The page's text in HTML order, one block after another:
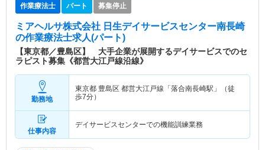
作業療法士 パート 募集停止
ミアヘルサ株式会社 日生デイサービスセンター南長崎
の作業療法士求人(パート)
【東京都／豊島区】 大手企業が展開するデイサービスでのセ
ラピスト募集《都営大江戸線沿線》
勤務地
東京都 豊島区 都営大江戸線「落合南長崎駅」（徒
歩7分）
仕事内容
デイサービスセンターでの機能訓練業務